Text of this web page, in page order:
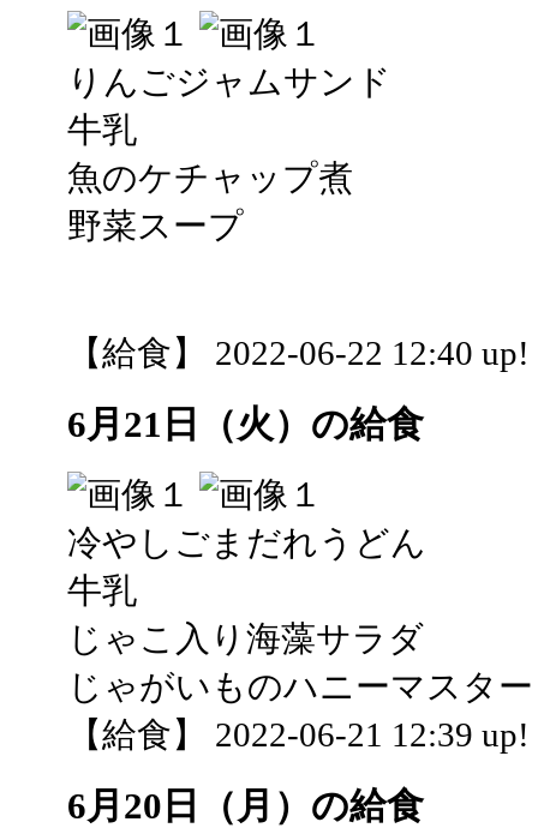
りんごジャムサンド
牛乳
魚のケチャップ煮
野菜スープ
【給食】 2022-06-22 12:40 up!
6月21日（火）の給食
冷やしごまだれうどん
牛乳
じゃこ入り海藻サラダ
じゃがいものハニーマスタ
【給食】 2022-06-21 12:39 up!
6月20日（月）の給食